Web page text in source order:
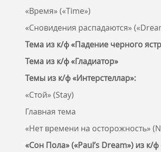
«Время» («Time»)
«Сновидения распадаются»
Тема из к/ф «Падение черного
Тема из к/ф «Гладиатор»
Темы из к/ф «Интерстеллар»:
«Стой» (Stay)
Главная тема
«Нет времени на осторожность»
«Сон Пола» («Paul’s Dream») из к/